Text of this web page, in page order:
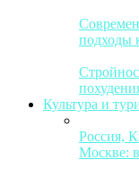
подходы
Культура и
Россия,
Москве: